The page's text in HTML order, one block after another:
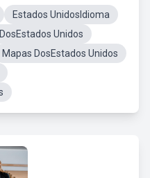
Estados UnidosIdioma
Unidos
Mapas DosEstados Unidos